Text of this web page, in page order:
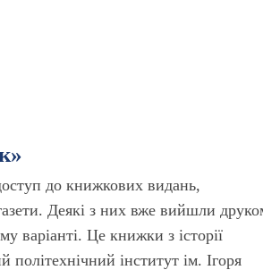
до книжкових видань,
Деякі з них вже вийшли
варіанті. Це книжки з історії
політехнічний інститут ім. Ігоря